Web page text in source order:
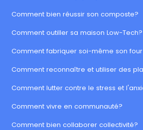
Comment bien réussir son composte?
Comment outiller sa maison Low-Tech?
Comment fabriquer soi-même son
Comment reconnaître et utiliser des
Comment lutter contre le stress et
Comment vivre en communauté?
Comment bien collaborer collectivité?